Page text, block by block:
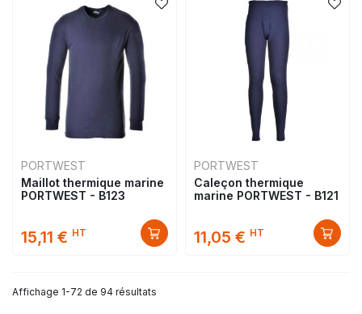
PORTWEST
Maillot thermique marine
PORTWEST - B123
15,11 € HT
PORTWEST
Caleçon thermique
marine PORTWEST - B121
11,05 € HT
Affichage 1-72 de 94 résultats